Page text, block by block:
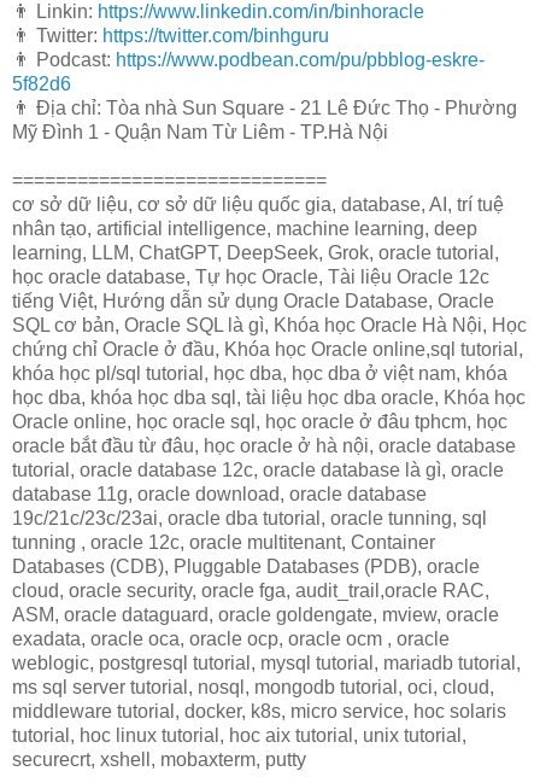
👨 Linkin: https://www.linkedin.com/in/binhoracle
👨 Twitter: https://twitter.com/binhguru
👨 Podcast: https://www.podbean.com/pu/pbblog-eskre-
5f82d6
👨 Địa chỉ: Tòa nhà Sun Square - 21 Lê Đức Thọ - Phường
Mỹ Đình 1 - Quận Nam Từ Liêm - TP.Hà Nội
=============================
cơ sở dữ liệu, cơ sở dữ liệu quốc gia, database, AI, trí tuệ
nhân tạo, artificial intelligence, machine learning, deep
learning, LLM, ChatGPT, DeepSeek, Grok, oracle tutorial,
học oracle database, Tự học Oracle, Tài liệu Oracle 12c
tiếng Việt, Hướng dẫn sử dụng Oracle Database, Oracle
SQL cơ bản, Oracle SQL là gì, Khóa học Oracle Hà Nội, Học
chứng chỉ Oracle ở đầu, Khóa học Oracle online,sql tutorial,
khóa học pl/sql tutorial, học dba, học dba ở việt nam, khóa
học dba, khóa học dba sql, tài liệu học dba oracle, Khóa học
Oracle online, học oracle sql, học oracle ở đâu tphcm, học
oracle bắt đầu từ đâu, học oracle ở hà nội, oracle database
tutorial, oracle database 12c, oracle database là gì, oracle
database 11g, oracle download, oracle database
19c/21c/23c/23ai, oracle dba tutorial, oracle tunning, sql
tunning , oracle 12c, oracle multitenant, Container
Databases (CDB), Pluggable Databases (PDB), oracle
cloud, oracle security, oracle fga, audit_trail,oracle RAC,
ASM, oracle dataguard, oracle goldengate, mview, oracle
exadata, oracle oca, oracle ocp, oracle ocm , oracle
weblogic, postgresql tutorial, mysql tutorial, mariadb tutorial,
ms sql server tutorial, nosql, mongodb tutorial, oci, cloud,
middleware tutorial, docker, k8s, micro service, hoc solaris
tutorial, hoc linux tutorial, hoc aix tutorial, unix tutorial,
securecrt, xshell, mobaxterm, putty